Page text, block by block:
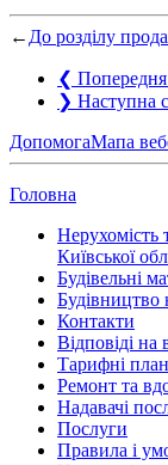
← До розділу
❮ Попередня
❯ Наступна
ДопомогаМапа
Головна
Нерухомість
Київської
Будівельні
Будівництво
Контакти
Відповіді на
Тарифні
Ремонт та
Надавачі
Послуги
Правила і